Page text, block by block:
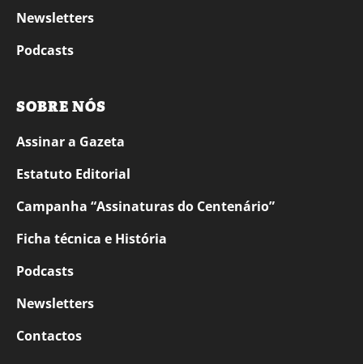
Newsletters
Podcasts
SOBRE NÓS
Assinar a Gazeta
Estatuto Editorial
Campanha “Assinaturas do Centenário”
Ficha técnica e História
Podcasts
Newsletters
Contactos